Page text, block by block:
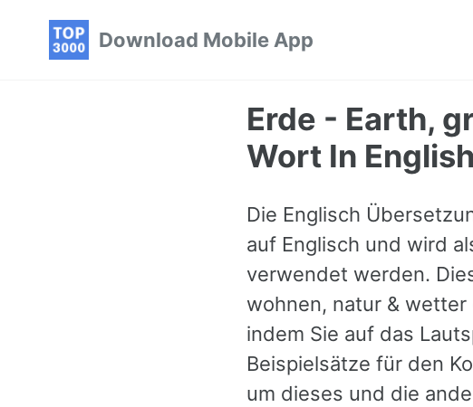
Download Mobile App
Erde - Earth,
Wort In
Die Englisch
auf Englisch und wird
verwendet werden.
wohnen, natur &
indem Sie auf das
Beispielsätze für den
um dieses und die